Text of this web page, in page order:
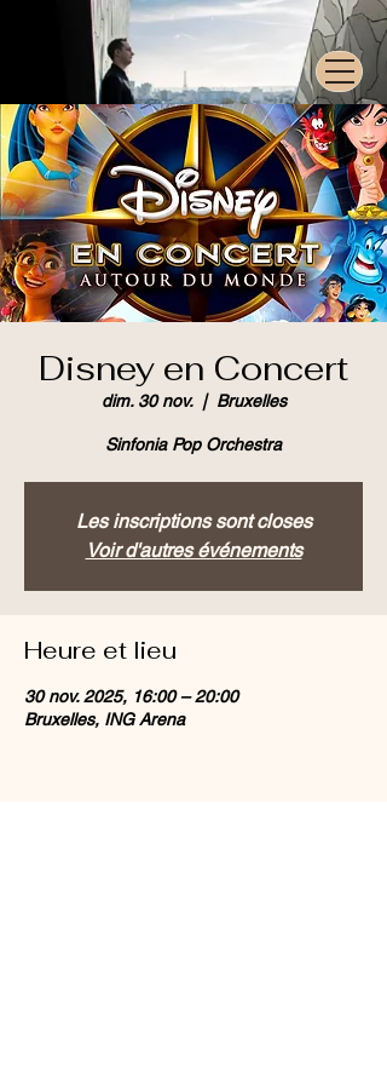
Disney en Concert
dim. 30 nov.
  |
Bruxelles
Sinfonia Pop Orchestra
Les inscriptions sont closes
Voir d'autres événements
Heure et lieu
30 nov. 2025, 16:00 – 20:00
Bruxelles, ING Arena